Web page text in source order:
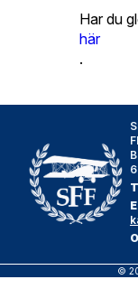
Har du
här
.
©